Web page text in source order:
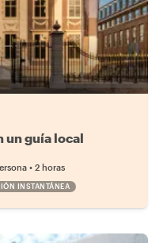
un guía local
• 2 horas
INSTANTÁNEA